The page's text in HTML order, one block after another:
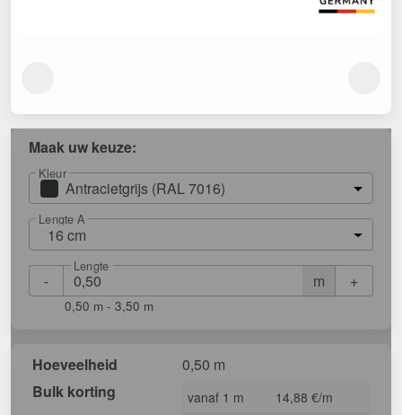
Maak uw keuze:
Kleur
Antracietgrijs (RAL 7016)
Lengte A
16 cm
- m
Lengte
+
0,50 m - 3,50 m
Hoeveelheid
0,50 m
Bulk korting
vanaf 1 m
14,88 €/m